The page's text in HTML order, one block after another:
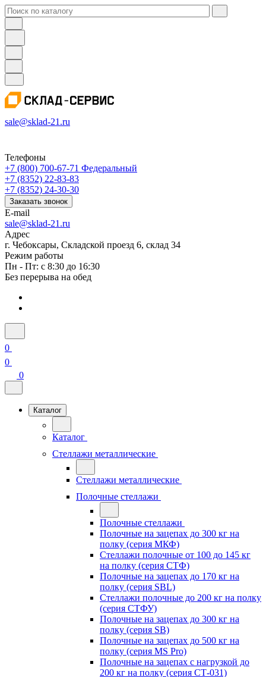
sale@sklad-21.ru
Телефоны
+7 (800) 700-67-71 Федеральный
+7 (8352) 22-83-83
+7 (8352) 24-30-30
Заказать звонок
E-mail
sale@sklad-21.ru
Адрес
г. Чебоксары, Складской проезд 6, склад 34
Режим работы
Пн - Пт: с 8:30 до 16:30
Без перерыва на обед
0
0
0
Каталог
Каталог
Стеллажи металлические
Стеллажи металлические
Полочные стеллажи
Полочные стеллажи
Полочные на зацепах до 300 кг на
полку (серия МКФ)
Стеллажи полочные от 100 до 145 кг
на полку (серия СТФ)
Полочные на зацепах до 170 кг на
полку (серия SBL)
Стеллажи полочные до 200 кг на полку
(серия СТФУ)
Полочные на зацепах до 300 кг на
полку (серия SB)
Полочные на зацепах до 500 кг на
полку (серия MS Pro)
Полочные на зацепах с нагрузкой до
200 кг на полку (серия СТ-031)